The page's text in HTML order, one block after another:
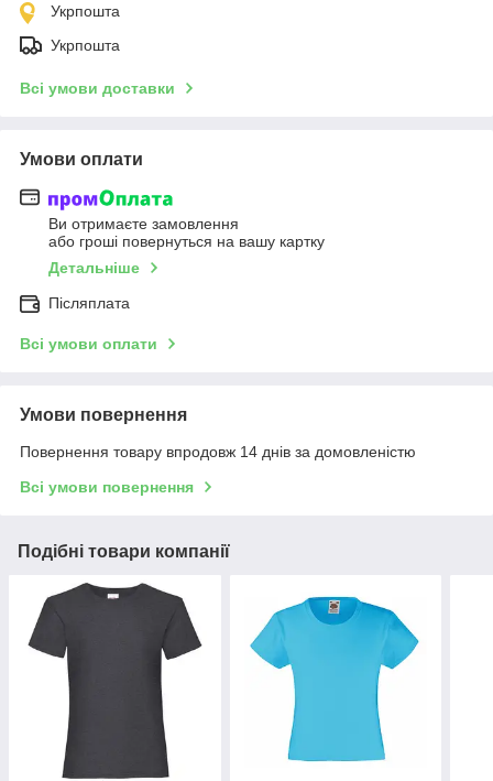
Укрпошта
Укрпошта
Всі умови доставки
Умови оплати
Ви отримаєте замовлення
або гроші повернуться на вашу картку
Детальніше
Післяплата
Всі умови оплати
Умови повернення
Повернення товару впродовж 14 днів за домовленістю
Всі умови повернення
Подібні товари компанії